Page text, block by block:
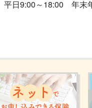
平日9:00～18:00 年末